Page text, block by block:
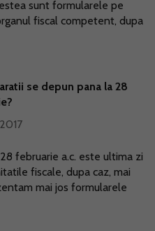
sunt formularele pe
fiscal competent, dupa
se depun pana la 28
februarie a.c. este ultima zi
fiscale, dupa caz, mai
mai jos formularele